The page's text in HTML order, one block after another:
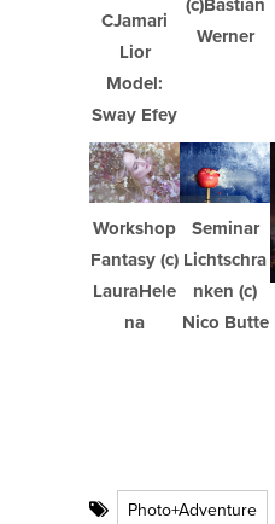
CJamari
Lior
Model:
Sway Efey
Werner
Workshop
Fantasy (c)
LauraHele
na
Seminar
Lichtschra
nken (c)
Nico Butte
Photo+Adventure